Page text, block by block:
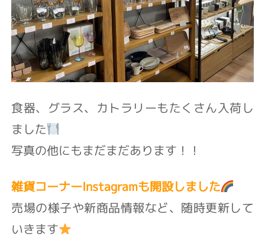
食器、グラス、カトラリーもたくさん入荷し
ました
写真の他にもまだまだあります！！
雑貨コーナーInstagramも開設しました
売場の様子や新商品情報など、随時更新して
いきます